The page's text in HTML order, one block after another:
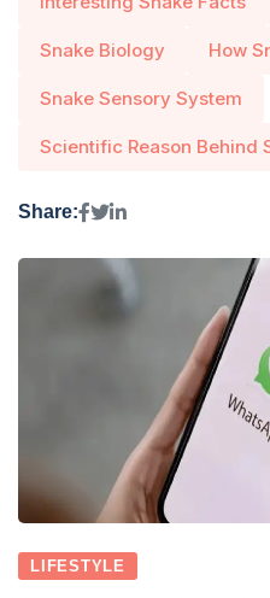
Snake Biology How
Snake Sensory System
Scientific Reason Behind
Share:
LIFESTYLE